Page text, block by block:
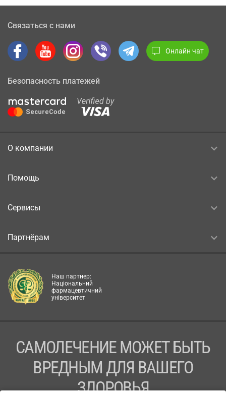
Связаться с нами
Онлайн чат
Безопасность платежей
О компании
Помощь
Сервисы
Партнёрам
Наш партнер:
Національний
фармацевтичний
університет
САМОЛЕЧЕНИЕ МОЖЕТ БЫТЬ
ВРЕДНЫМ ДЛЯ ВАШЕГО
ЗДОРОВЬЯ